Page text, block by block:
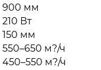
900 мм
210 Вт
150 мм
550–650 м?/ч
450–550 м?/ч